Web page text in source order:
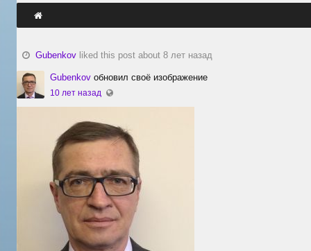
Gubenkov liked this post about 8 лет назад
Gubenkov обновил своё изображение
10 лет назад